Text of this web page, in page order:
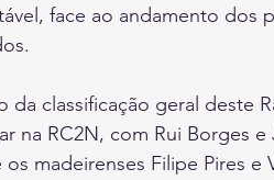
face ao andamento dos
classificação geral deste
na RC2N, com Rui Borges
os madeirenses Filipe Pires